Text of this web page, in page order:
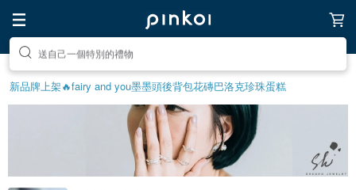
前往打造療癒的放鬆生活
新品牌上架🔥fairy and you墨墨頭後背包花磚巴洛克珍珠蛋糕